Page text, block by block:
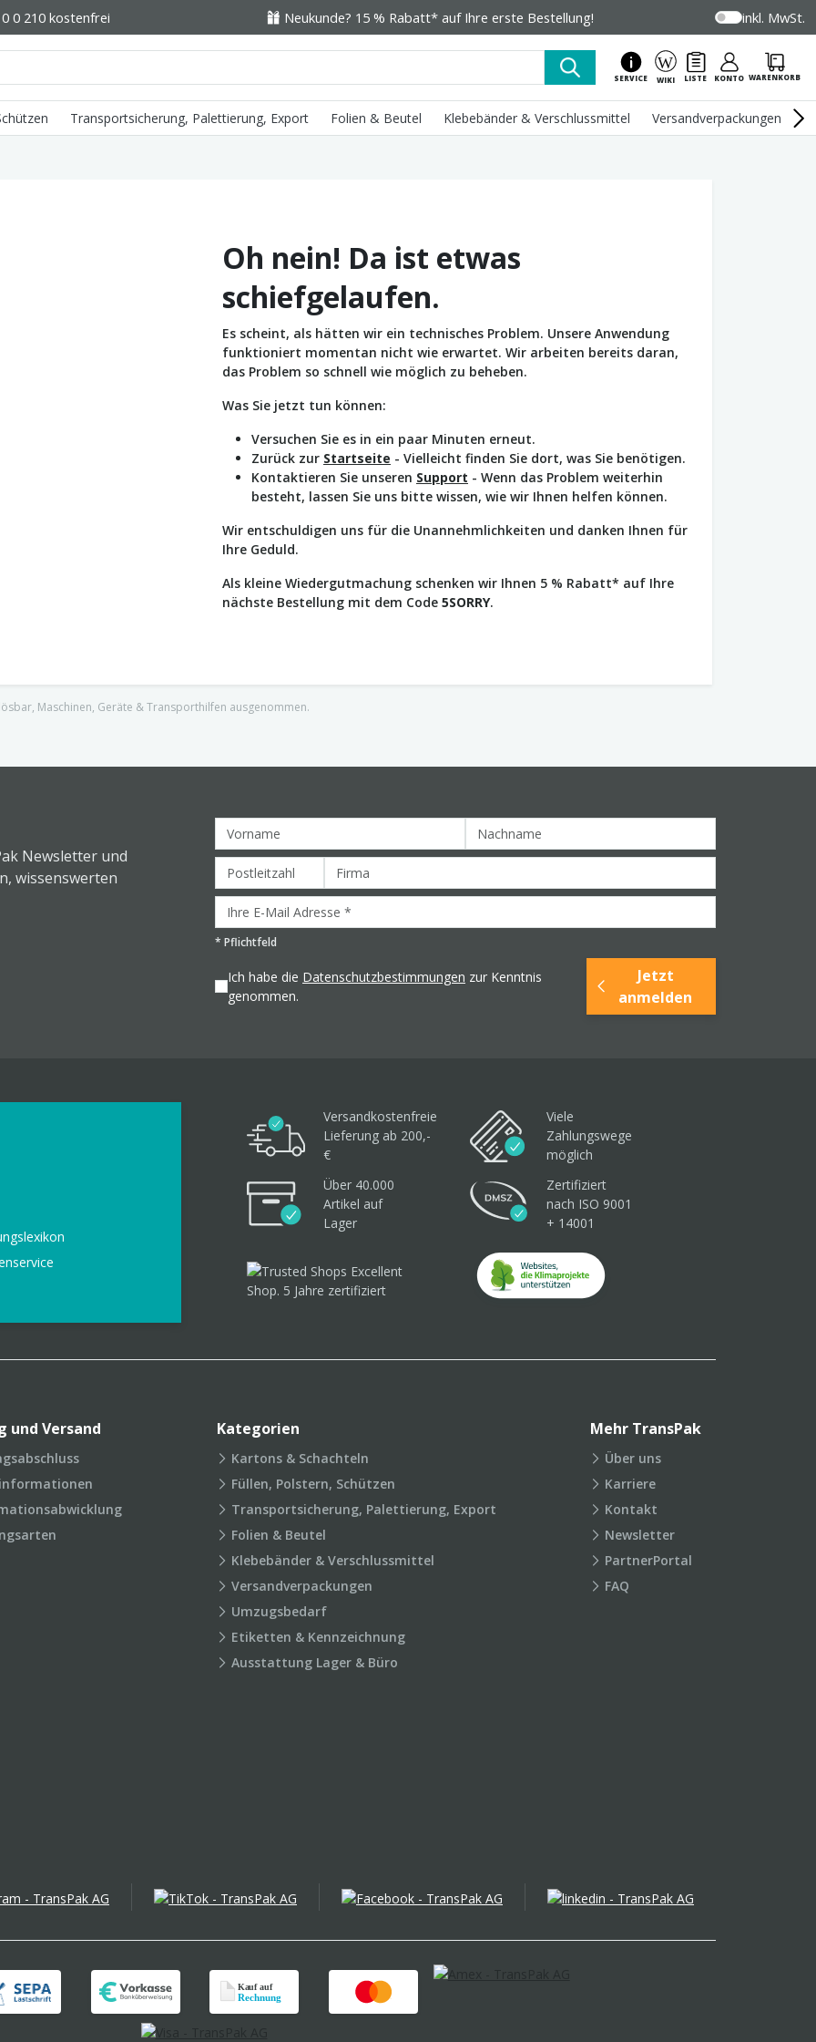
0 210 kostenfrei Neukunde? 15 % Rabatt* auf Ihre erste Bestellung! inkl. MwSt.
SERVICE WIKI LISTE KONTO WARENKORB
Transportsicherung, Palettierung, Export Folien & Beutel Klebebänder & Verschlussmittel Versandverpackungen
Oh nein! Da ist etwas
schiefgelaufen.
Es scheint, als hätten wir ein technisches Problem. Unsere Anwendung
funktioniert momentan nicht wie erwartet. Wir arbeiten bereits daran,
das Problem so schnell wie möglich zu beheben.
Was Sie jetzt tun können:
Versuchen Sie es in ein paar Minuten erneut.
Zurück zur Startseite - Vielleicht finden Sie dort, was Sie benötigen.
Kontaktieren Sie unseren Support - Wenn das Problem weiterhin
besteht, lassen Sie uns bitte wissen, wie wir Ihnen helfen können.
Wir entschuldigen uns für die Unannehmlichkeiten und danken Ihnen für
Ihre Geduld.
Als kleine Wiedergutmachung schenken wir Ihnen 5 % Rabatt* auf Ihre
nächste Bestellung mit dem Code 5SORRY.
Maschinen, Geräte & Transporthilfen ausgenommen.
Newsletter und
wissenswerten
* Pflichtfeld
Ich habe die Datenschutzbestimmungen zur Kenntnis
genommen.
Jetzt
anmelden
Versandkostenfreie
Lieferung ab 200,-
€
Viele
Zahlungswege
möglich
Über 40.000
Artikel auf
Lager
Zertifiziert
nach ISO 9001
+ 14001
und Versand Kategorien
Kartons & Schachteln
Füllen, Polstern, Schützen
Transportsicherung, Palettierung, Export
Folien & Beutel
Klebebänder & Verschlussmittel
Versandverpackungen
Umzugsbedarf
Etiketten & Kennzeichnung
Ausstattung Lager & Büro
Mehr TransPak
Über uns
Karriere
Kontakt
Newsletter
PartnerPortal
FAQ